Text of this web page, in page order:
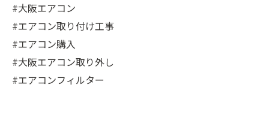
#大阪エアコン
#エアコン取り付け工事
#エアコン購入
#大阪エアコン取り外し
#エアコンフィルター